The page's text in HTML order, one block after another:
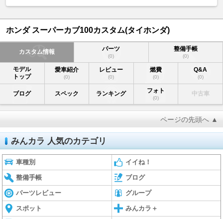
ホンダ スーパーカブ100カスタム(タイホンダ)
カスタム情報 パーツ
(0)
整備手帳
(0)
モデル
トップ
愛車紹介
(0)
レビュー
(0)
燃費
(0)
Q&A
(0)
ブログ スペック ランキング フォト
(0)
中古車
ページの先頭へ ▲
みんカラ 人気のカテゴリ
車種別 イイね！
整備手帳 ブログ
パーツレビュー グループ
スポット みんカラ＋